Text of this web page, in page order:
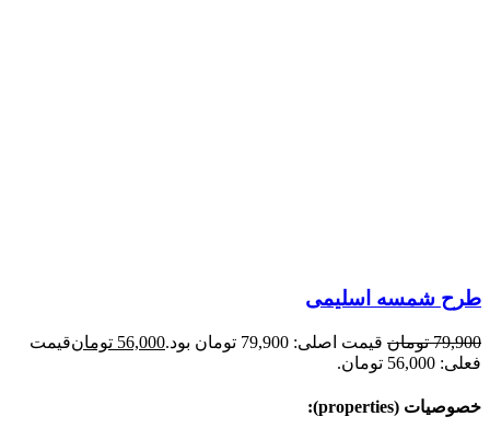
طرح شمسه اسلیمی
79,900 تومان قیمت اصلی: 79,900 تومان بود. 56,000 تومانقیمت
فعلی: 56,000 تومان.
خصوصیات (properties):